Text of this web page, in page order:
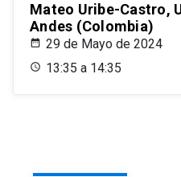
Mateo Uribe-Castro,
Andes (Colombia)
29 de Mayo de 2024
13:35 a 14:35